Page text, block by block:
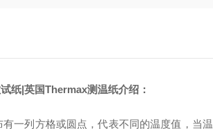
纸|英国Thermax测温纸介绍：
一列方格或圆点，代表不同的温度值，当